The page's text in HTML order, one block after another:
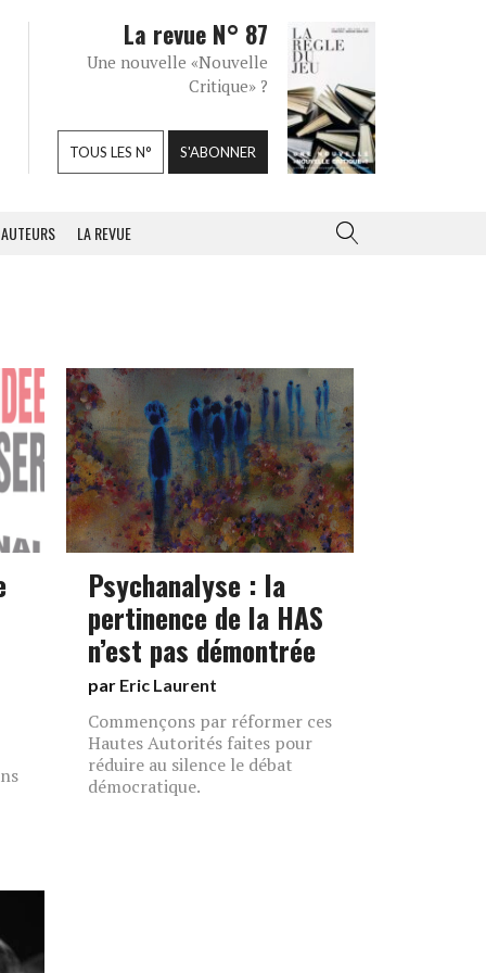
La revue N° 87
Une nouvelle «Nouvelle
Critique» ?
TOUS LES N° S'ABONNER
AUTEURS LA REVUE
Psychanalyse : la
pertinence de la HAS
n’est pas démontrée
par Eric Laurent
Commençons par réformer ces
Hautes Autorités faites pour
réduire au silence le débat
démocratique.